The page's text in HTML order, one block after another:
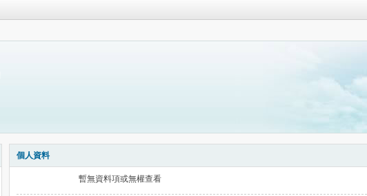
個人資料
暫無資料項或無權查看